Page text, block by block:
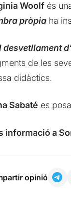
Woolfés
pròpiaha
desvetllament
de les
didàctics.
Sabaté es
informació a
opinió